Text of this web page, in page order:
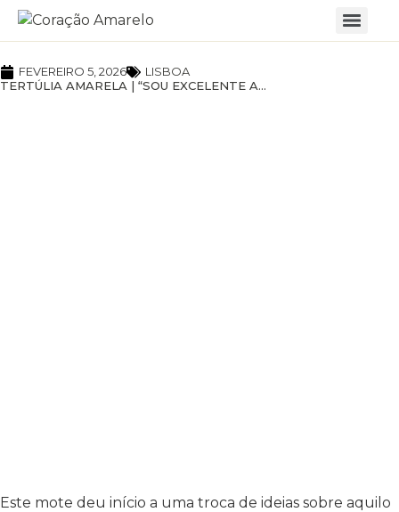
FEVEREIRO 5, 2026
LISBOA
TERTÚLIA AMARELA | “SOU EXCELENTE A…
Este mote deu início a uma troca de ideias sobre aquilo